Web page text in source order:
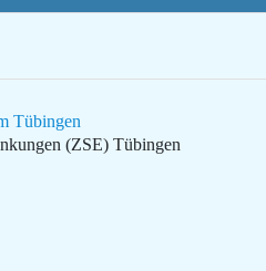
Tübingen
(ZSE) Tübingen